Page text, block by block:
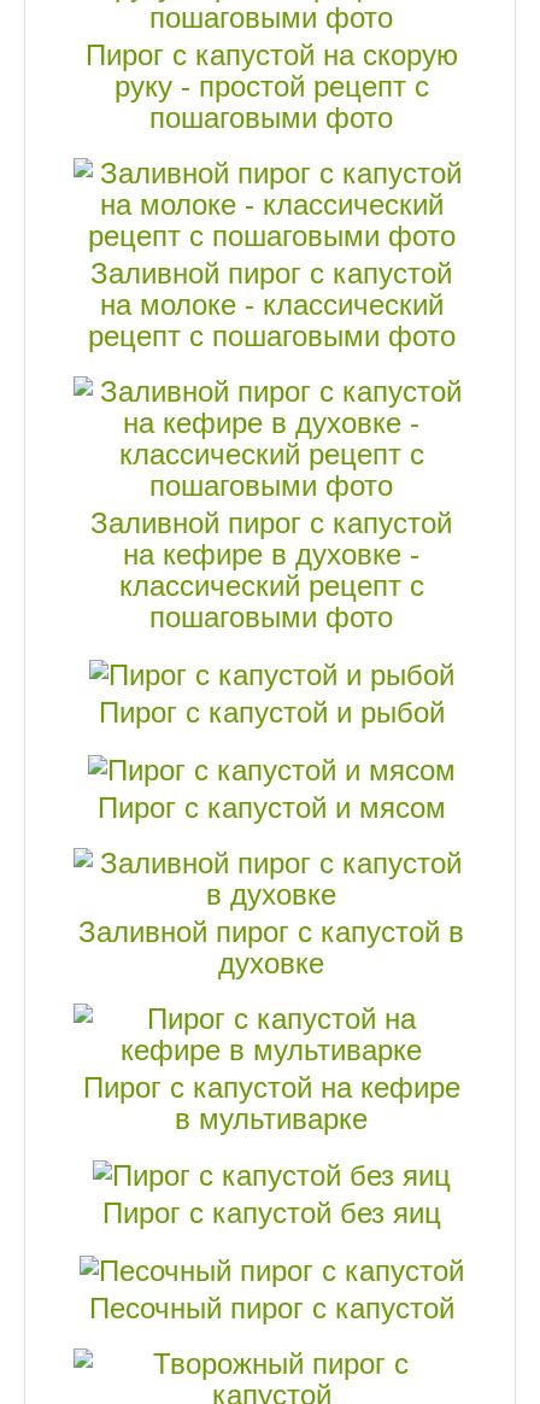
Пирог с капустой на скорую
руку - простой рецепт с
пошаговыми фото
Заливной пирог с капустой
на молоке - классический
рецепт с пошаговыми фото
Заливной пирог с капустой
на кефире в духовке -
классический рецепт с
пошаговыми фото
Пирог с капустой и рыбой
Пирог с капустой и мясом
Заливной пирог с капустой в
духовке
Пирог с капустой на кефире
в мультиварке
Пирог с капустой без яиц
Песочный пирог с капустой